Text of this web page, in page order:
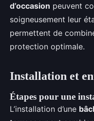
d’occasion peuvent
soigneusement leur
permettent de
protection optimale.
Installation et
Étapes pour une
L’installation d’une